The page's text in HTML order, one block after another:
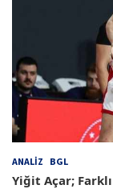
ANALIZ BGL
Yiğit Açar;